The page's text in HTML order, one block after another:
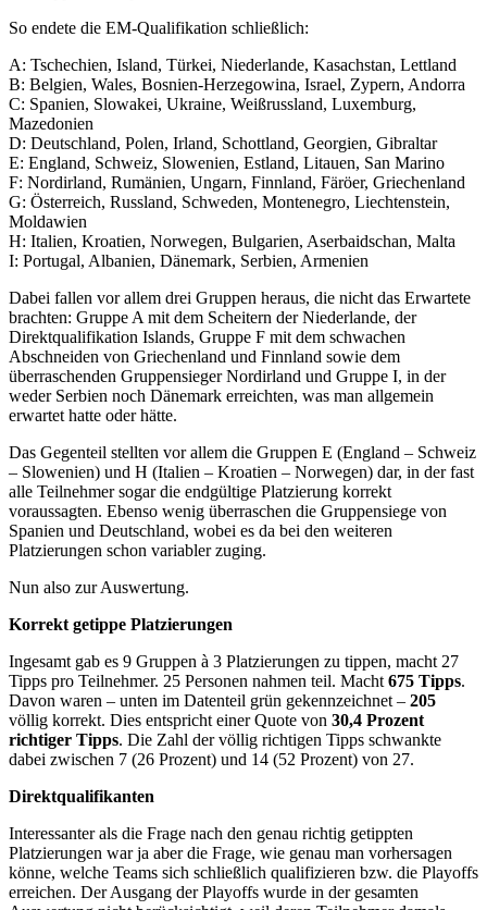
So endete die EM-Qualifikation schließlich:
A: Tschechien, Island, Türkei, Niederlande, Kasachstan, Lettland
B: Belgien, Wales, Bosnien-Herzegowina, Israel, Zypern, Andorra
C: Spanien, Slowakei, Ukraine, Weißrussland, Luxemburg,
Mazedonien
D: Deutschland, Polen, Irland, Schottland, Georgien, Gibraltar
E: England, Schweiz, Slowenien, Estland, Litauen, San Marino
F: Nordirland, Rumänien, Ungarn, Finnland, Färöer, Griechenland
G: Österreich, Russland, Schweden, Montenegro, Liechtenstein,
Moldawien
H: Italien, Kroatien, Norwegen, Bulgarien, Aserbaidschan, Malta
I: Portugal, Albanien, Dänemark, Serbien, Armenien
Dabei fallen vor allem drei Gruppen heraus, die nicht das Erwartete
brachten: Gruppe A mit dem Scheitern der Niederlande, der
Direktqualifikation Islands, Gruppe F mit dem schwachen
Abschneiden von Griechenland und Finnland sowie dem
überraschenden Gruppensieger Nordirland und Gruppe I, in der
weder Serbien noch Dänemark erreichten, was man allgemein
erwartet hatte oder hätte.
Das Gegenteil stellten vor allem die Gruppen E (England – Schweiz
– Slowenien) und H (Italien – Kroatien – Norwegen) dar, in der fast
alle Teilnehmer sogar die endgültige Platzierung korrekt
voraussagten. Ebenso wenig überraschen die Gruppensiege von
Spanien und Deutschland, wobei es da bei den weiteren
Platzierungen schon variabler zuging.
Nun also zur Auswertung.
Korrekt getippe Platzierungen
Ingesamt gab es 9 Gruppen à 3 Platzierungen zu tippen, macht 27
Tipps pro Teilnehmer. 25 Personen nahmen teil. Macht 675 Tipps.
Davon waren – unten im Datenteil grün gekennzeichnet – 205
völlig korrekt. Dies entspricht einer Quote von 30,4 Prozent
richtiger Tipps. Die Zahl der völlig richtigen Tipps schwankte
dabei zwischen 7 (26 Prozent) und 14 (52 Prozent) von 27.
Direktqualifikanten
Interessanter als die Frage nach den genau richtig getippten
Platzierungen war ja aber die Frage, wie genau man vorhersagen
könne, welche Teams sich schließlich qualifizieren bzw. die Playoffs
erreichen. Der Ausgang der Playoffs wurde in der gesamten